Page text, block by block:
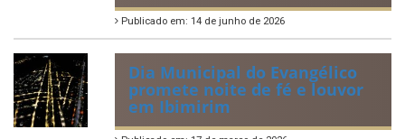
Publicado em: 14 de junho de 2026
Dia Municipal do Evangélico
promete noite de fé e louvor
em Ibimirim